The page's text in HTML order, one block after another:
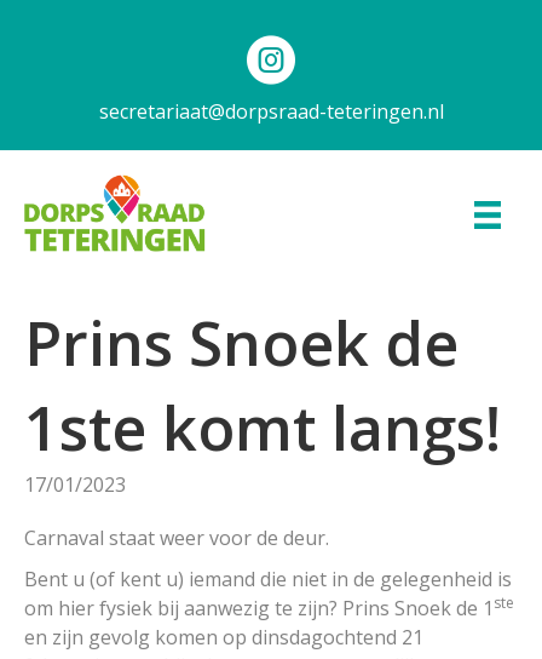
secretariaat@dorpsraad-teteringen.nl
Prins Snoek de
1ste komt langs!
17/01/2023
Carnaval staat weer voor de deur.
Bent u (of kent u) iemand die niet in de gelegenheid is
om hier fysiek bij aanwezig te zijn? Prins Snoek de 1 ste
en zijn gevolg komen op dinsdagochtend 21